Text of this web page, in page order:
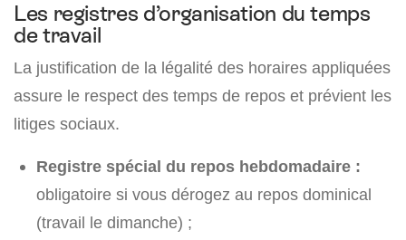
Les registres d’organisation du temps
de travail
La justification de la légalité des horaires appliquées
assure le respect des temps de repos et prévient les
litiges sociaux.
Registre spécial du repos hebdomadaire :
obligatoire si vous dérogez au repos dominical
(travail le dimanche) ;